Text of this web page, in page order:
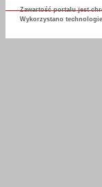
Zawartość portalu jest
Wykorzystano technologie